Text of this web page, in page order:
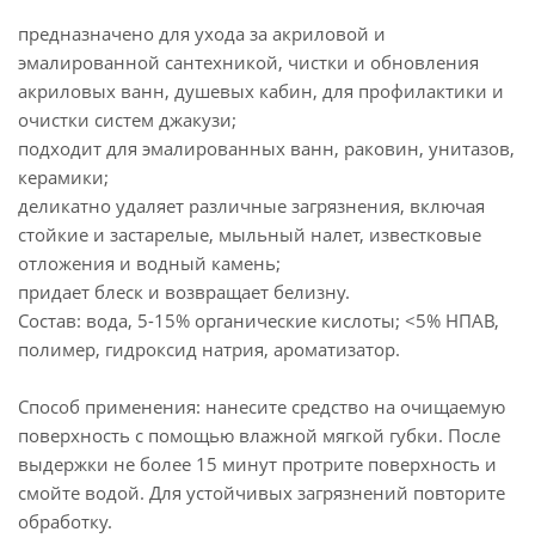
предназначено для ухода за акриловой и
эмалированной сантехникой, чистки и обновления
акриловых ванн, душевых кабин, для профилактики и
очистки систем джакузи;
подходит для эмалированных ванн, раковин, унитазов,
керамики;
деликатно удаляет различные загрязнения, включая
стойкие и застарелые, мыльный налет, известковые
отложения и водный камень;
придает блеск и возвращает белизну.
Состав: вода, 5-15% органические кислоты; <5% НПАВ,
полимер, гидроксид натрия, ароматизатор.
Способ применения: нанесите средство на очищаемую
поверхность с помощью влажной мягкой губки. После
выдержки не более 15 минут протрите поверхность и
смойте водой. Для устойчивых загрязнений повторите
обработку.